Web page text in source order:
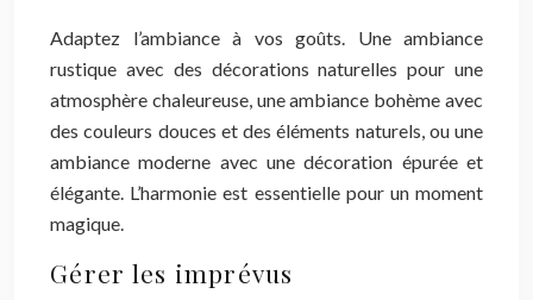
Adaptez l’ambiance à vos goûts. Une ambiance
rustique avec des décorations naturelles pour une
atmosphère chaleureuse, une ambiance bohème avec
des couleurs douces et des éléments naturels, ou une
ambiance moderne avec une décoration épurée et
élégante. L’harmonie est essentielle pour un moment
magique.
Gérer les imprévus